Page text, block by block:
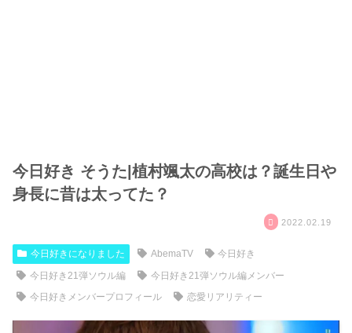
今日好き そうた|植村颯太の高校は？誕生日や
身長に昔は太ってた？
2022.02.19
今日好きになりました AbemaTV
今日好き
今日好き21弾ソウル編
今日好き21弾ソウル編メンバー
今日好きメンバープロフィール
恋愛リアリティー